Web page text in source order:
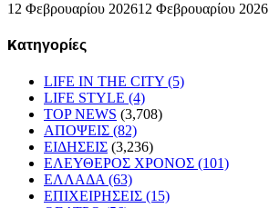
12 Φεβρουαρίου 202612 Φεβρουαρίου 2026
Kατηγορίες
LIFE IN THE CITY (5)
LIFE STYLE (4)
TOP NEWS (3,708)
ΑΠΟΨΕΙΣ (82)
ΕΙΔΗΣΕΙΣ (3,236)
ΕΛΕΥΘΕΡΟΣ ΧΡΟΝΟΣ (101)
ΕΛΛΑΔΑ (63)
ΕΠΙΧΕΙΡΗΣΕΙΣ (15)